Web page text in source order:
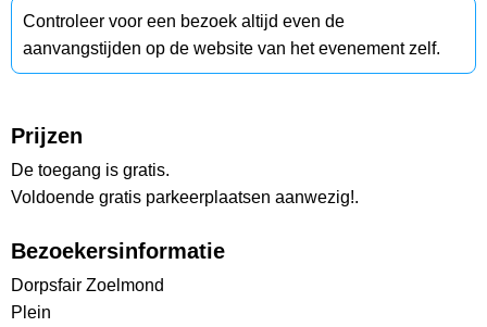
Controleer voor een bezoek altijd even de
aanvangstijden op de website van het evenement zelf.
Prijzen
De toegang is gratis.
Voldoende gratis parkeerplaatsen aanwezig!.
Bezoekersinformatie
Dorpsfair Zoelmond
Plein